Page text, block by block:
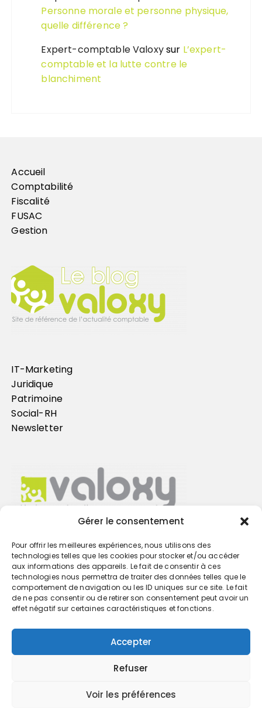
Gérer le consentement
Pour offrir les meilleures expériences, nous utilisons des
technologies telles que les cookies pour stocker et/ou accéder
aux informations des appareils. Le fait de consentir à ces
technologies nous permettra de traiter des données telles que le
comportement de navigation ou les ID uniques sur ce site. Le fait
de ne pas consentir ou de retirer son consentement peut avoir un
effet négatif sur certaines caractéristiques et fonctions.
Accepter
Refuser
Voir les préférences
Personne morale et personne physique,
quelle différence ?
Expert-comptable Valoxysur L’expert-
comptable et la lutte contre le
blanchiment
Accueil
Comptabilité
Fiscalité
FUSAC
Gestion
IT-Marketing
Juridique
Patrimoine
Social-RH
Newsletter
Trouvez votre cabinet
GO